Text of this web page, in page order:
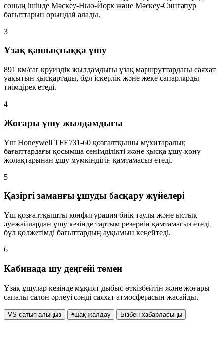
соның ішінде Мәскеу-Нью-Йорк және Мәскеу-Сингапур
бағыттарын орындай алады.
3
Ұзақ қашықтыққа ұшу
891 км/сағ круиздік жылдамдығы ұзақ маршруттардағы саяхат
уақытын қысқартады, бұл іскерлік және жеке сапарларды
тиімдірек етеді.
4
Жоғары ұшу жылдамдығы
Үш Honeywell TFE731-60 қозғалтқышы мұхитаралық
бағыттардағы қосымша сенімділікті және қысқа ұшу-қону
жолақтарынан ұшу мүмкіндігін қамтамасыз етеді.
5
Қазіргі заманғы ұшуды басқару жүйелері
Үш қозғалтқышты конфигурация биік таулы және ыстық
әуежайлардан ұшу кезінде тартым резервін қамтамасыз етеді,
бұл қолжетімді бағыттардың ауқымын кеңейтеді.
6
Кабинада шу деңгейі төмен
Ұзақ ұшулар кезінде мұқият дыбыс өткізбейтін және жоғары
сапалы салон әрлеуі сәнді саяхат атмосферасын жасайды.
VS сатып алыңыз Ұшақ жалдау Бізбен хабарласыңы